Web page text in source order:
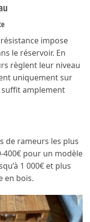
impose
le réservoir. En
règlent leur niveau
uniquement sur
amplement
de rameurs les plus
400€ pour un modèle
1 000€ et plus
en bois.